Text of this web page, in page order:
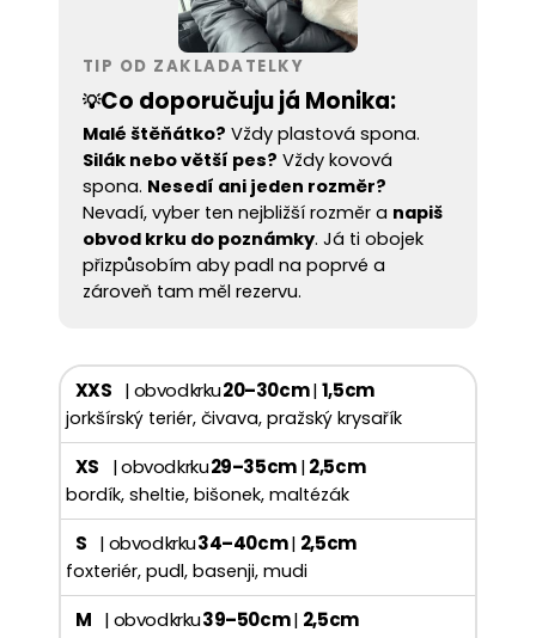
TIP OD ZAKLADATELKY
💡Co doporučuju já Monika:
Malé štěňátko? Vždy plastová spona.
Silák nebo větší pes? Vždy kovová
spona. Nesedí ani jeden rozměr?
Nevadí, vyber ten nejbližší rozměr a napiš
obvod krku do poznámky. Já ti obojek
přizpůsobím aby padl na poprvé a
zároveň tam měl rezervu.
XXS | obvod krku20–30 cm|1,5 cm
jorkšírský teriér, čivava, pražský krysařík
XS | obvod krku29–35 cm|2,5 cm
bordík, sheltie, bišonek, maltézák
S | obvod krku34–40 cm| 2,5 cm
foxteriér, pudl, basenji, mudi
M | obvod krku39–50 cm| 2,5 cm